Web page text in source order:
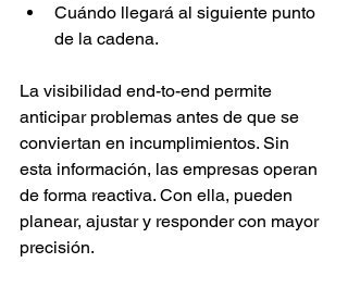
Cuándo llegará al siguiente punto
de la cadena.
La visibilidad end-to-end permite
anticipar problemas antes de que se
conviertan en incumplimientos. Sin
esta información, las empresas operan
de forma reactiva. Con ella, pueden
planear, ajustar y responder con mayor
precisión.